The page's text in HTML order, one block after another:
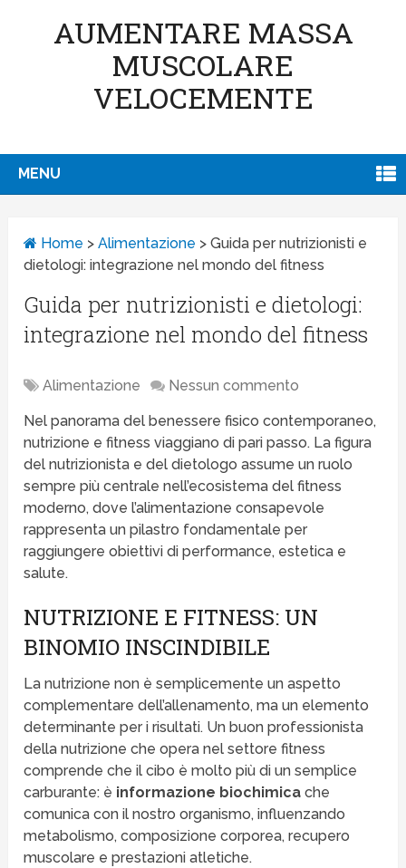
AUMENTARE MASSA
MUSCOLARE
VELOCEMENTE
MENU
Home >Alimentazione >Guida per nutrizionisti e
dietologi: integrazione nel mondo del fitness
Guida per nutrizionisti e dietologi:
integrazione nel mondo del fitness
Alimentazione Nessun commento
Nel panorama del benessere fisico contemporaneo,
nutrizione e fitness viaggiano di pari passo. La figura
del nutrizionista e del dietologo assume un ruolo
sempre più centrale nell’ecosistema del fitness
moderno, dove l’alimentazione consapevole
rappresenta un pilastro fondamentale per
raggiungere obiettivi di performance, estetica e
salute.
NUTRIZIONE E FITNESS: UN
BINOMIO INSCINDIBILE
La nutrizione non è semplicemente un aspetto
complementare dell’allenamento, ma un elemento
determinante per i risultati. Un buon professionista
della nutrizione che opera nel settore fitness
comprende che il cibo è molto più di un semplice
carburante: è informazione biochimica che
comunica con il nostro organismo, influenzando
metabolismo, composizione corporea, recupero
muscolare e prestazioni atletiche.